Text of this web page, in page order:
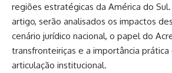
regiões estratégicas da América do
artigo, serão analisados os impactos
cenário jurídico nacional, o papel do
transfronteiriças e a importância
articulação institucional.